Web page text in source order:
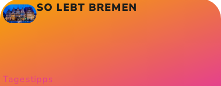
SO LEBT BREMEN
Tagestipps